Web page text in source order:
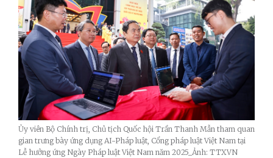
Ủy viên Bộ Chính trị, Chủ tịch Quốc hội Trần Thanh Mẫn tham quan
gian trưng bày ứng dụng AI-Pháp luật, Cổng pháp luật Việt Nam tại
Lễ hưởng ứng Ngày Pháp luật Việt Nam năm 2025_Ảnh: TTXVN